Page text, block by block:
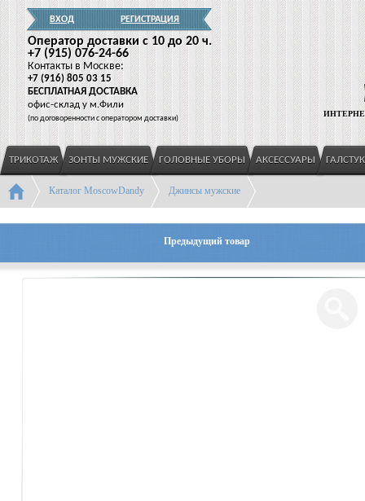
ВХОД РЕГИСТРАЦИЯ
Оператор доставки c 10 до 20 ч.
+7 (915) 076-24-66
Контакты в Москве:
+7 (916) 805 03 15
БЕСПЛАТНАЯ ДОСТАВКА
офис-склад у м.Фили
(по договоренности с оператором доставки)
ТРИКОТАЖ ЗОНТЫ МУЖСКИЕ ГОЛОВНЫЕ УБОРЫ АКСЕССУАРЫ
Каталог MoscowDandy Джинсы мужские
Предыдущий товар